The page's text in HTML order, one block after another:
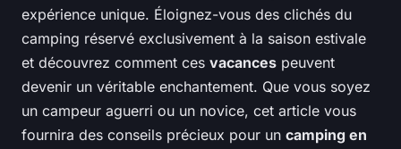
expérience unique. Éloignez-vous des clichés du
camping réservé exclusivement à la saison estivale
et découvrez comment ces vacances peuvent
devenir un véritable enchantement. Que vous soyez
un campeur aguerri ou un novice, cet article vous
fournira des conseils précieux pour un camping en